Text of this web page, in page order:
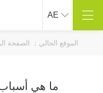
AE
الموقع الحالي： الصفحة
ما هي أسباب